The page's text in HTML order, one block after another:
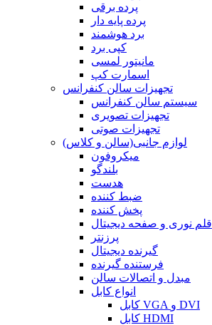
پرده برقی
پرده پایه دار
برد هوشمند
کپی برد
مانیتور لمسی
اسمارت کپ
تجهیزات سالن کنفرانس
سیستم سالن کنفرانس
تجهیزات تصویری
تجهیزات صوتی
لوازم جانبی(سالن و کلاس)
میکروفون
بلندگو
هدست
ضبط کننده
پخش کننده
قلم نوری و صفحه دیجیتال
پرزنتر
گیرنده دیجیتال
فرستنده گیرنده
مبدل و اتصالات سالن
انواع کابل
کابل VGA و DVI
کابل HDMI